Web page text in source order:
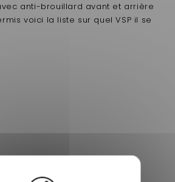
anti-brouillard avant et arrière
voici la liste sur quel VSP il se